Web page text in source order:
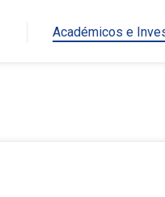
Académicos e